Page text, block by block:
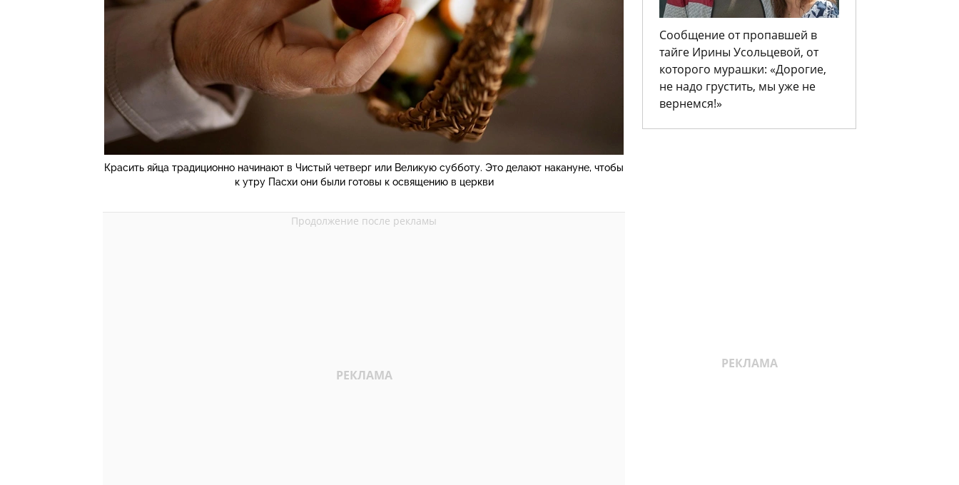
Красить яйца традиционно начинают в Чистый четверг или Великую субботу. Это делают накануне, чтобы
к утру Пасхи они были готовы к освящению в церкви
Сообщение от пропавшей в
тайге Ирины Усольцевой, от
которого мурашки: «Дорогие,
не надо грустить, мы уже не
вернемся!»